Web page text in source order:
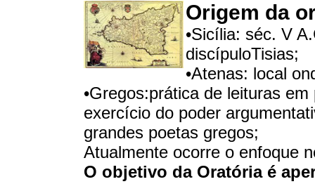
Origem da
•Sicília: séc. V
discípuloTisias;
•Atenas: local
•Gregos:prática de leituras
exercício do poder
grandes poetas gregos;
Atualmente ocorre o enfoque
O objetivo da Oratória é